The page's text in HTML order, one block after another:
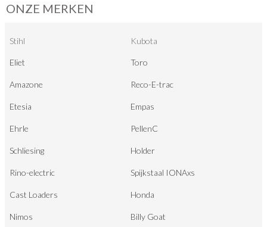
ONZE MERKEN
Stihl Kubota
Eliet Toro
Amazone Reco-E-trac
Etesia Empas
Ehrle PellenC
Schliesing Holder
Rino-electric Spijkstaal IONAxs
Cast Loaders Honda
Nimos Billy Goat